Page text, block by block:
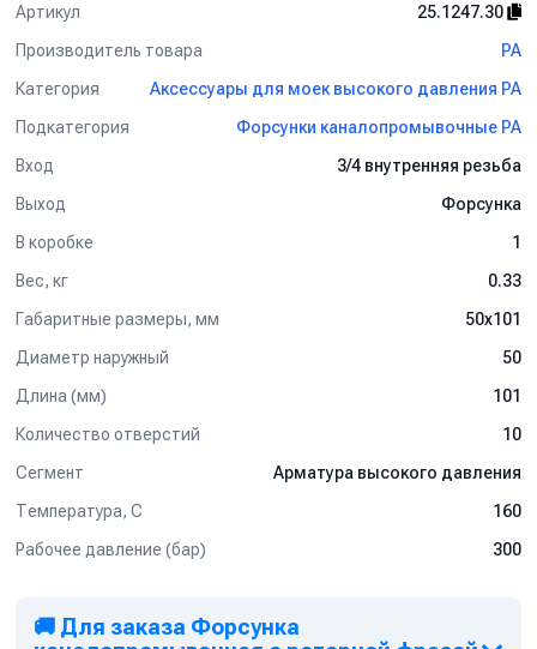
Артикул
25.1247.30
Производитель товара
PA
Категория
Аксессуары для моек высокого давления PA
Подкатегория
Форсунки каналопромывочные PA
Вход
3/4 внутренняя резьба
Выход
Форсунка
В коробке
1
Вес, кг
0.33
Габаритные размеры, мм
50x101
Диаметр наружный
50
Длина (мм)
101
Количество отверстий
10
Сегмент
Арматура высокого давления
Температура, C
160
Рабочее давление (бар)
300
🚚 Для заказа Форсунка